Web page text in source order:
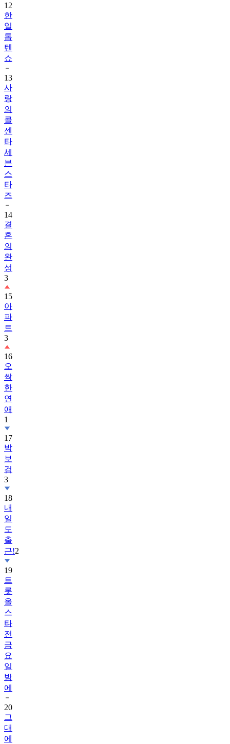
12
한
일
톱
텐
쇼
13
사
랑
의
콜
센
타
세
븐
스
타
즈
14
결
혼
의
완
성
3
15
아
파
트
3
16
오
싹
한
연
애
1
17
박
보
검
3
18
내
일
도
출
근!2
19
트
롯
올
스
타
전
금
요
일
밤
에
20
그
대
에